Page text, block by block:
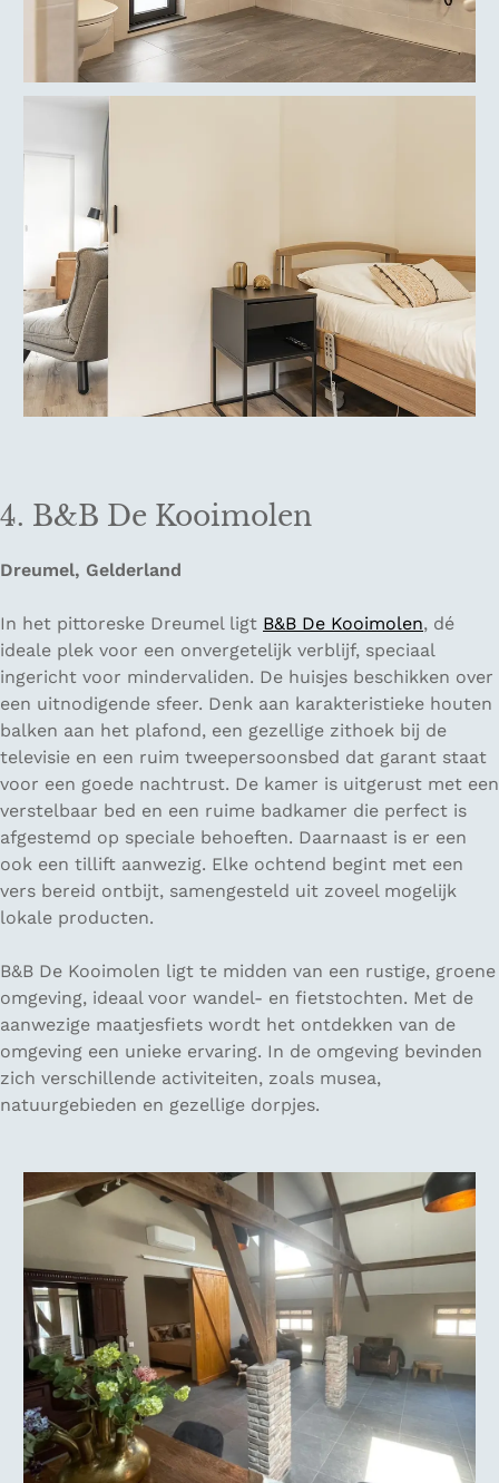
4. B&B De Kooimolen
Dreumel, Gelderland
In het pittoreske Dreumel ligt B&B De Kooimolen, dé
ideale plek voor een onvergetelijk verblijf, speciaal
ingericht voor mindervaliden. De huisjes beschikken over
een uitnodigende sfeer. Denk aan karakteristieke houten
balken aan het plafond, een gezellige zithoek bij de
televisie en een ruim tweepersoonsbed dat garant staat
voor een goede nachtrust. De kamer is uitgerust met een
verstelbaar bed en een ruime badkamer die perfect is
afgestemd op speciale behoeften. Daarnaast is er een
ook een tillift aanwezig. Elke ochtend begint met een
vers bereid ontbijt, samengesteld uit zoveel mogelijk
lokale producten.
B&B De Kooimolen ligt te midden van een rustige, groene
omgeving, ideaal voor wandel- en fietstochten. Met de
aanwezige maatjesfiets wordt het ontdekken van de
omgeving een unieke ervaring. In de omgeving bevinden
zich verschillende activiteiten, zoals musea,
natuurgebieden en gezellige dorpjes.